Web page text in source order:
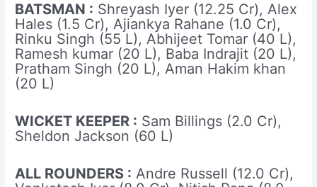
BATSMAN : Shreyash Iyer (12.25 Cr), Alex
Hales (1.5 Cr), Ajiankya Rahane (1.0 Cr),
Rinku Singh (55 L), Abhijeet Tomar (40 L),
Ramesh kumar (20 L), Baba Indrajit (20 L),
Pratham Singh (20 L), Aman Hakim khan
(20 L)
WICKET KEEPER : Sam Billings (2.0 Cr),
Sheldon Jackson (60 L)
ALL ROUNDERS : Andre Russell (12.0 Cr),